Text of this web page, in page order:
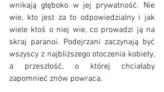
wnikają głęboko w jej prywatność. Nie
wie, kto jest za to odpowiedzialny i jak
wiele ktoś o niej wie, co prowadzi ją na
skraj paranoi. Podejrzani zaczynają być
wszyscy z najbliższego otoczenia kobiety,
a przeszłość, o której chciałaby
zapomnieć znów powraca.